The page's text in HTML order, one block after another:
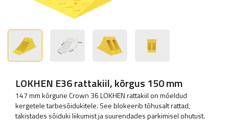
LOKHEN E36 rattakiil, kõrgus 150 mm
147 mm kõrgune Crown 36 LOKHEN rattakiil on mõeldud
kergetele tarbesõidukitele. See blokeerib tõhusalt rattad,
takistades sõiduki liikumist ja suurendades parkimisel ohutust.